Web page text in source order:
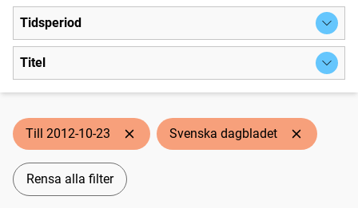
Tidsperiod
Titel
Till 2012-10-23 Svenska dagbladet
Rensa alla filter